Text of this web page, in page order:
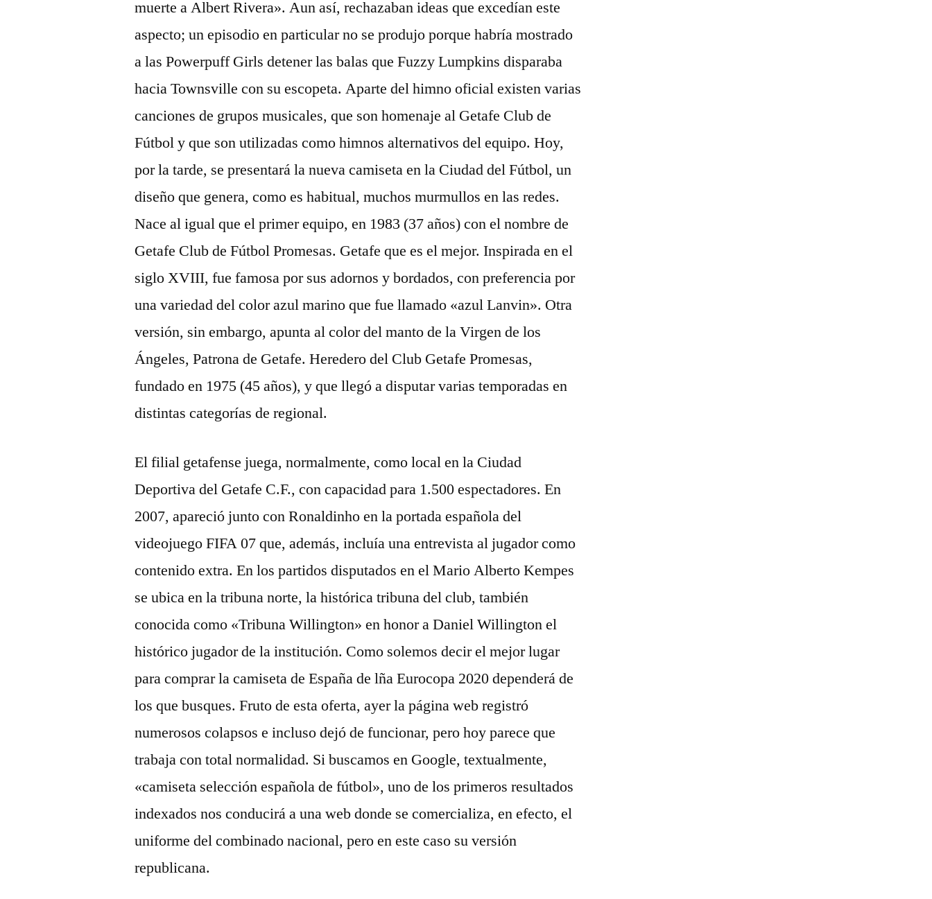
muerte a Albert Rivera». Aun así, rechazaban ideas que excedían este
aspecto; un episodio en particular no se produjo porque habría mostrado
a las Powerpuff Girls detener las balas que Fuzzy Lumpkins disparaba
hacia Townsville con su escopeta. Aparte del himno oficial existen varias
canciones de grupos musicales, que son homenaje al Getafe Club de
Fútbol y que son utilizadas como himnos alternativos del equipo. Hoy,
por la tarde, se presentará la nueva camiseta en la Ciudad del Fútbol, un
diseño que genera, como es habitual, muchos murmullos en las redes.
Nace al igual que el primer equipo, en 1983 (37 años) con el nombre de
Getafe Club de Fútbol Promesas. Getafe que es el mejor. Inspirada en el
siglo XVIII, fue famosa por sus adornos y bordados, con preferencia por
una variedad del color azul marino que fue llamado «azul Lanvin». Otra
versión, sin embargo, apunta al color del manto de la Virgen de los
Ángeles, Patrona de Getafe. Heredero del Club Getafe Promesas,
fundado en 1975 (45 años), y que llegó a disputar varias temporadas en
distintas categorías de regional.
El filial getafense juega, normalmente, como local en la Ciudad
Deportiva del Getafe C.F., con capacidad para 1.500 espectadores. En
2007, apareció junto con Ronaldinho en la portada española del
videojuego FIFA 07 que, además, incluía una entrevista al jugador como
contenido extra. En los partidos disputados en el Mario Alberto Kempes
se ubica en la tribuna norte, la histórica tribuna del club, también
conocida como «Tribuna Willington» en honor a Daniel Willington el
histórico jugador de la institución. Como solemos decir el mejor lugar
para comprar la camiseta de España de lña Eurocopa 2020 dependerá de
los que busques. Fruto de esta oferta, ayer la página web registró
numerosos colapsos e incluso dejó de funcionar, pero hoy parece que
trabaja con total normalidad. Si buscamos en Google, textualmente,
«camiseta selección española de fútbol», uno de los primeros resultados
indexados nos conducirá a una web donde se comercializa, en efecto, el
uniforme del combinado nacional, pero en este caso su versión
republicana.